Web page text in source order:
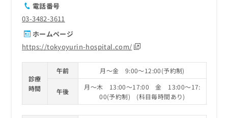
電話番号
03-3482-3611
ホームページ
https://tokyoyurin-hospital.com/
診療
時間
午前 月～金 9:00～12:00(予約制)
午後
月～木 13:00～17:00 金 13:00～17:
00(予約制) (科目毎時間あり)